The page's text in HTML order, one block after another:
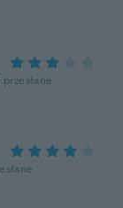
przesłane